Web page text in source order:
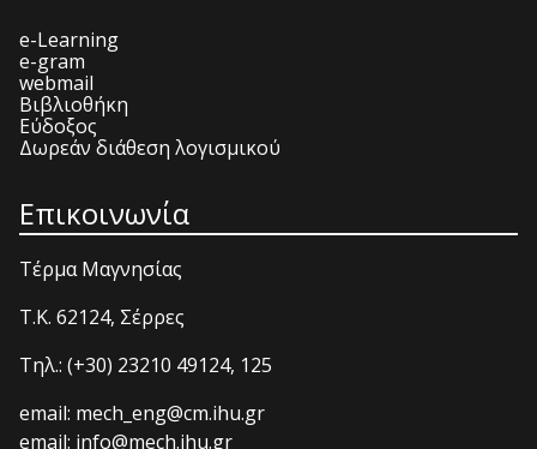
e-Learning
e-gram
webmail
Βιβλιοθήκη
Εύδοξος
Δωρεάν διάθεση λογισμικού
Επικοινωνία
Τέρμα Μαγνησίας
T.K. 62124, Σέρρες
Τηλ.: (+30) 23210 49124, 125
email: mech_eng@cm.ihu.gr
email: info@mech.ihu.gr